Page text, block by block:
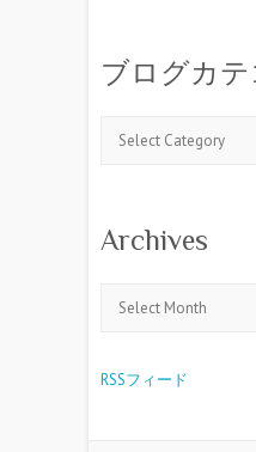
ブログカ
Archives
RSSフィード